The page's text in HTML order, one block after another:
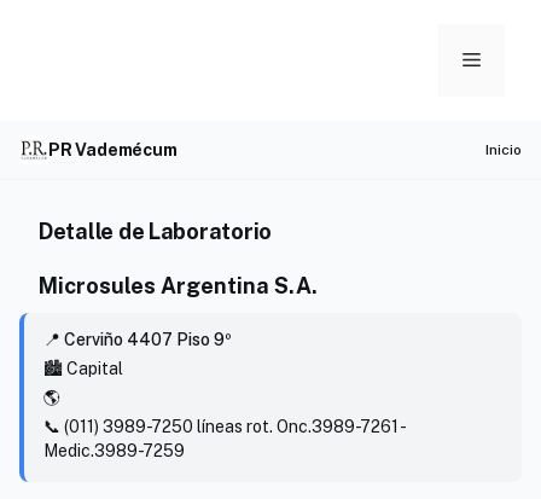
Menu
PR Vademécum Inicio
Detalle de Laboratorio
Microsules Argentina S.A.
📍 Cerviño 4407 Piso 9º
🏙️ Capital
🌎
📞 (011) 3989-7250 líneas rot. Onc.3989-7261 -
Medic.3989-7259